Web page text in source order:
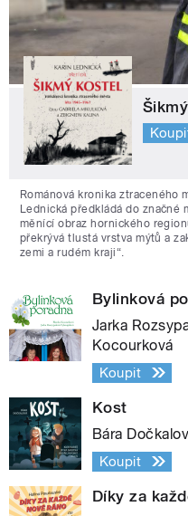
Románová kronika ztraceného
Lednická předkládá do značné
měnící obraz hornického
překrývá tlustá vrstva mýtů a
zemi a rudém kraji“.
Bylinková
Jarka
Kocourková
Koupit
Kost
Bára
Koupit
Díky za